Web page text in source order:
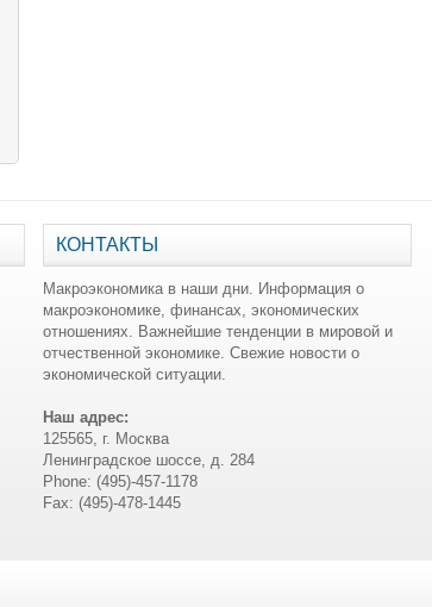
КОНТАКТЫ
Макроэкономика в наши дни. Информация о
макроэкономике, финансах, экономических
отношениях. Важнейшие тенденции в мировой и
отчественной экономике. Свежие новости о
экономической ситуации.
Наш адрес:
125565, г. Москва
Ленинградское шоссе, д. 284
Phone: (495)-457-1178
Fax: (495)-478-1445